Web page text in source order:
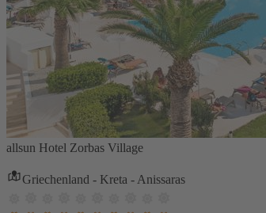
allsun Hotel Zorbas Village
Griechenland - Kreta - Anissaras